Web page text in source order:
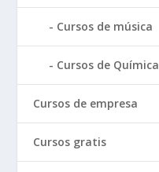
Cursos de música
Cursos de Química
Cursos de empresa
Cursos gratis